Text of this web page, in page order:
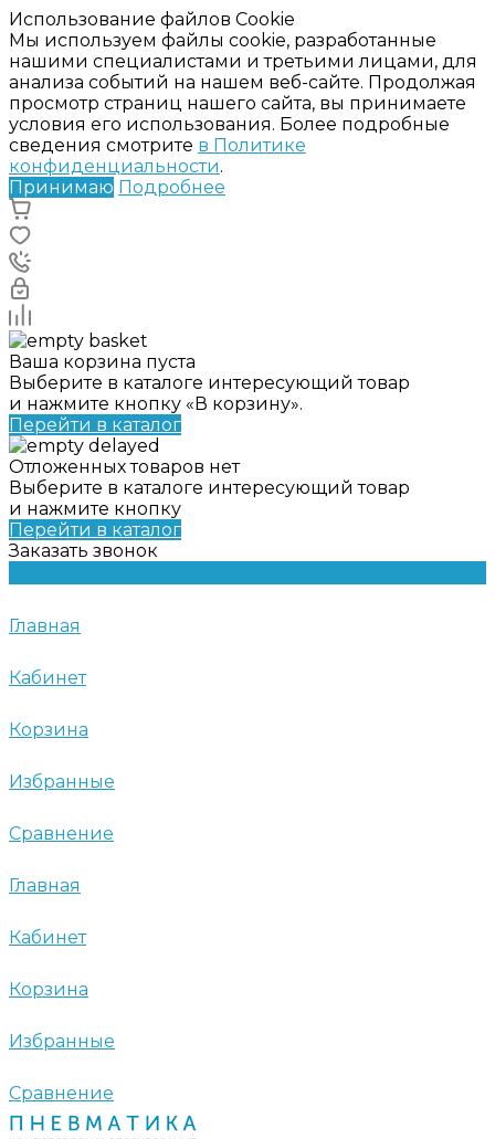
Использование файлов Cookie
Мы используем файлы cookie, разработанные
нашими специалистами и третьими лицами, для
анализа событий на нашем веб-сайте. Продолжая
просмотр страниц нашего сайта, вы принимаете
условия его использования. Более подробные
сведения смотрите в Политике
конфиденциальности.
Принимаю Подробнее
Ваша корзина пуста
Выберите в каталоге интересующий товар
и нажмите кнопку «В корзину».
Перейти в каталог
Отложенных товаров нет
Выберите в каталоге интересующий товар
и нажмите кнопку
Перейти в каталог
Заказать звонок
Главная
Кабинет
Корзина
Избранные
Сравнение
Главная
Кабинет
Корзина
Избранные
Сравнение